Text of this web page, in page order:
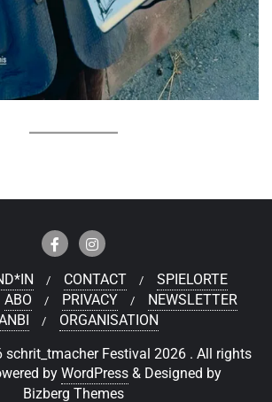
CONTACT
SPIELORTE
ABO PRIVACY
NEWSLETTER
ORGANISATION
Festival 2026 . All rights
by WordPress & Designed by
Bizberg Themes